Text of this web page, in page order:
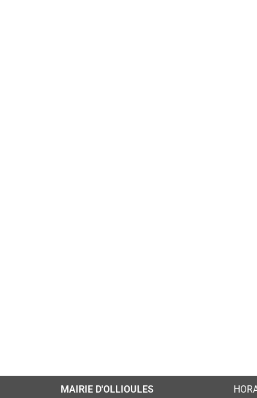
MAIRIE D'OLLIOULES